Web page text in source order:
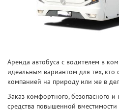
Аренда автобуса с водителем в
идеальным вариантом для тех, кто
компанией на природу или же в
Заказ комфортного, безопасного и
средства повышенной вместимости